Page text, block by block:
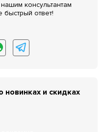
консультантам
быстрый ответ!
и скидках